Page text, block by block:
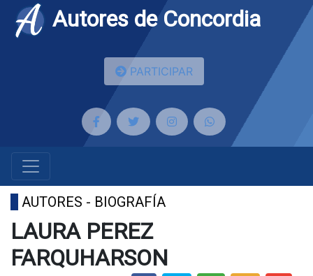
Autores de Concordia
PARTICIPAR
AUTORES - BIOGRAFÍA
LAURA PEREZ
FARQUHARSON